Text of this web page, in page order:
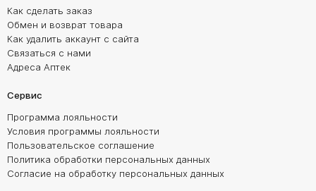
Как сделать заказ
Обмен и возврат товара
Как удалить аккаунт с сайта
Связаться с нами
Адреса Аптек
Сервис
Программа лояльности
Условия программы лояльности
Пользовательское соглашение
Политика обработки персональных данных
Согласие на обработку персональных данных